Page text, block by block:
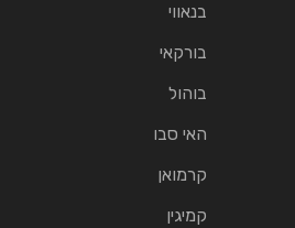
בנאווי
בורקאי
בוהול
האי סבו
קרמואן
קמיגין